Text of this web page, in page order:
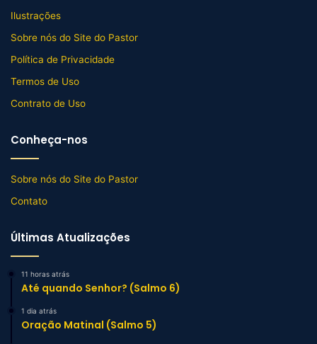
Ilustrações
Sobre nós do Site do Pastor
Política de Privacidade
Termos de Uso
Contrato de Uso
Conheça-nos
Sobre nós do Site do Pastor
Contato
Últimas Atualizações
11 horas atrás
Até quando Senhor? (Salmo 6)
1 dia atrás
Oração Matinal (Salmo 5)